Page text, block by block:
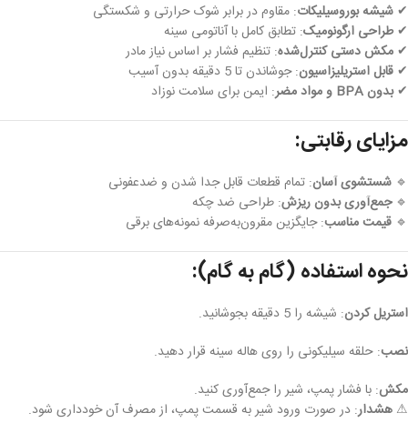
✔ شیشه بوروسیلیکات: مقاوم در برابر شوک حرارتی و شکستگی
✔ طراحی ارگونومیک: تطابق کامل با آناتومی سینه
✔ مکش دستی کنترل‌شده: تنظیم فشار بر اساس نیاز مادر
✔ قابل استریلیزاسیون: جوشاندن تا 5 دقیقه بدون آسیب
✔بدون BPA و مواد مضر : ایمن برای سلامت نوزاد
مزایای رقابتی:
🔹 شستشوی آسان: تمام قطعات قابل جدا شدن و ضدعفونی
🔹جمع‌آوری بدون ریزش: طراحی ضد چکه
🔹 قیمت مناسب: جایگزین مقرون‌به‌صرفه نمونه‌های برقی
نحوه استفاده (گام به گام):
استریل کردن: شیشه را 5 دقیقه بجوشانید.
نصب: حلقه سیلیکونی را روی هاله سینه قرار دهید.
مکش: با فشار پمپ، شیر را جمع‌آوری کنید.
⚠ هشدار: در صورت ورود شیر به قسمت پمپ، از مصرف آن خودداری شود.